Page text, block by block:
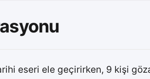
eseri ele geçirirken, 9 kişi